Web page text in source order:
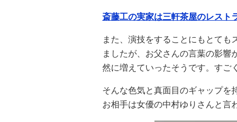
斎藤工の実家は三軒茶屋のレスト
また、演技をすることにもとても
ましたが、お父さんの言葉の影響
然に増えていったそうです。すご
そんな色気と真面目のギャップを
お相手は女優の中村ゆりさんと言